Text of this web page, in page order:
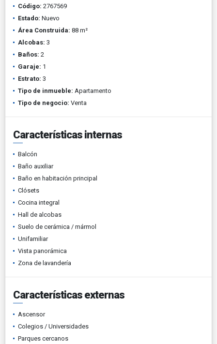
Código: 2767569
Estado: Nuevo
Área Construida: 88 m²
Alcobas: 3
Baños: 2
Garaje: 1
Estrato: 3
Tipo de inmueble: Apartamento
Tipo de negocio: Venta
Características internas
Balcón
Baño auxiliar
Baño en habitación principal
Clósets
Cocina integral
Hall de alcobas
Suelo de cerámica / mármol
Unifamiliar
Vista panorámica
Zona de lavandería
Características externas
Ascensor
Colegios / Universidades
Parques cercanos